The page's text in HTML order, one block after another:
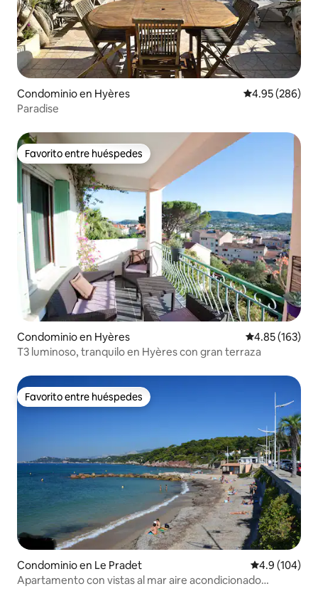
Condominio en Hyères Calificación
4.95 (286)
Paradise
Favorito entre huéspedes
Favorito entre huéspedes
Condominio en Hyères Calificación
4.85 (163)
T3 luminoso, tranquilo en Hyères con gran terraza
Favorito entre huéspedes
Favorito entre huéspedes
Condominio en Le Pradet Calificación
4.9 (104)
Apartamento con vistas al mar aire acondicionado